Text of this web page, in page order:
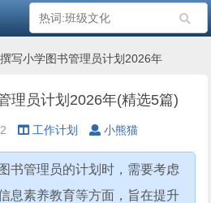
写小学图书管理员计划2026年
理员计划2026年(精选5篇)
工作计划 小熊猫
书管理员的计划时，需要考虑
息素养教育等方面，旨在提升